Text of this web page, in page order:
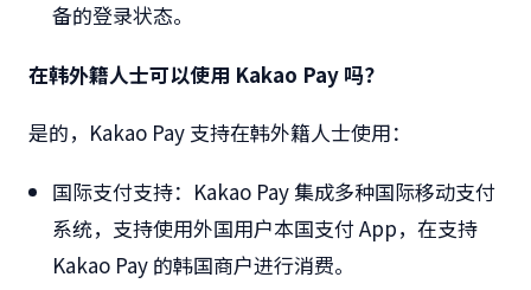
备的登录状态。
在韩外籍人士可以使用 Kakao Pay 吗？
是的， Kakao Pay 支持在韩外籍人士使用：
国际支付支持： Kakao Pay 集成多种国际移动支付
系统，支持使用外国用户本国支付App，在支持
Kakao Pay 的韩国商户进行消费。